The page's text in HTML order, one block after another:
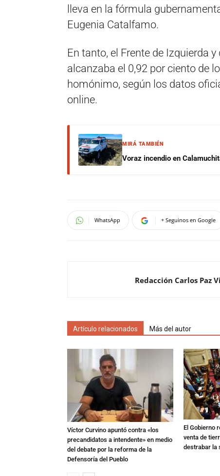
lleva en la fórmula
Eugenia Catalfamo.
En tanto, el Frente de Izquierda
alcanzaba el 0,92 por ciento de
homónimo, según los datos
online.
MIRÁ TAMBIÉN
Voraz incendio en
WhatsApp + Seguinos en Google
Redacción Carlos Paz
Artículo relacionados Más del autor
Víctor Curvino apuntó contra «los
precandidatos a intendente» en medio
del debate por la reforma de la
Defensoría del Pueblo
El Gobierno
venta de
destrabar la